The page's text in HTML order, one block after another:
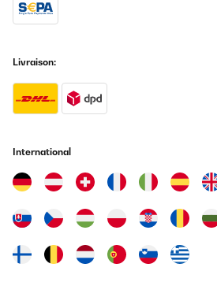
Livraison:
International